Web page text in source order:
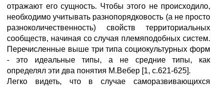
отражают его сущность. Чтобы этого не происходило,
необходимо учитывать разнопорядковость (а не просто
разноколичественность) свойств территориальных
сообществ, начиная со случая племяподобных систем.
Перечисленные выше три типа социокультурных форм
- это идеальные типы, а не средние типы, как
определял эти два понятия М.Вебер [1, с.621-625].
Легко видеть, что в случае саморазвивающихся